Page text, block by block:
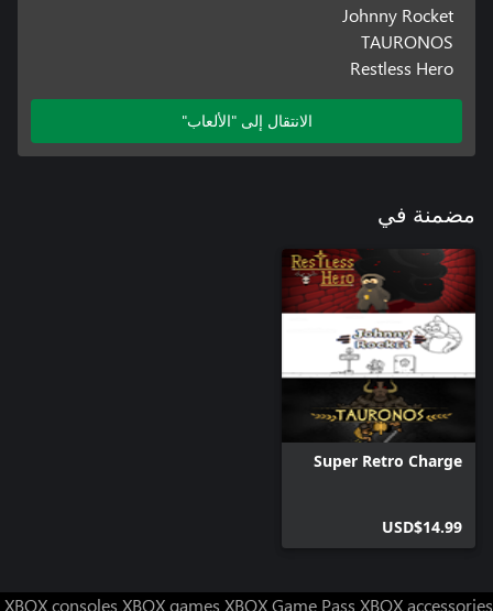
Johnny Rocket
TAURONOS
Restless Hero
الانتقال إلى "الألعاب"
مضمنة في
Super Retro Charge
USD$14.99
XBOX consoles XBOX games XBOX Game Pass XBOX accessories